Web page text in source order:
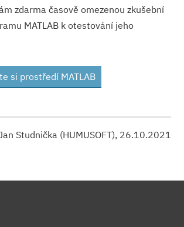
zdarma časově omezenou zkušební
MATLAB k otestování jeho
si prostředí MATLAB
Studnička (HUMUSOFT), 26.10.2021